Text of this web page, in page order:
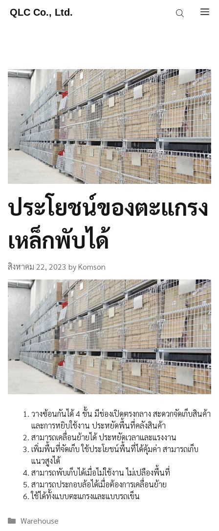
QLC Co., Ltd.
ประโยชน์ของตะแกรง
เหล็กพับได้
สิงหาคม 22, 2023 byKomson
วางซ้อนกันได้ 4 ชั้น มีช่องเปิดตรงกลาง สะดวกจัดเก็บสินค้า
และการหยิบใช้งาน ประหยัดพื้นที่คลังสินค้า
สามารถเคลื่อนย้ายได้ ประหยัดเวลาและแรงงาน
เพิ่มพื้นที่จัดเก็บ ใช้ประโยชน์พื้นที่ได้คุ้มค่า สามารถเก็บ
แนวสูงได้
สามารถพับเก็บได้เมื่อไม่ใช้งาน ไม่เปลืองพื้นที่
สามารถประกอบล้อได้เมื่อต้องการเคลื่อนย้าย
ใช้ได้ทั้งแบบตะแกรงและแบบรถเข็น
Categories
Warehouse